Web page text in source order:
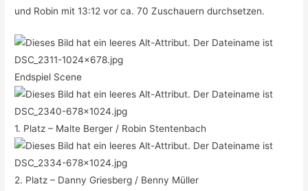
und Robin mit 13:12 vor ca. 70 Zuschauern durchsetzen.
Endspiel Scene
1. Platz – Malte Berger / Robin Stentenbach
2. Platz – Danny Griesberg / Benny Müller